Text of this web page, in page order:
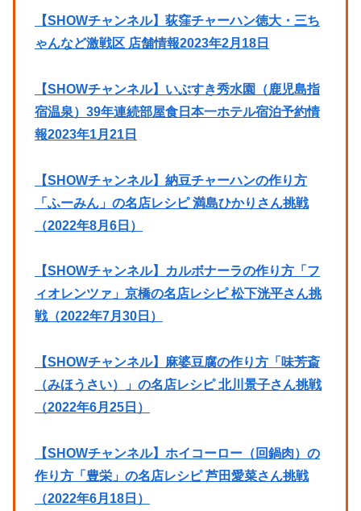
【SHOWチャンネル】荻窪チャーハン徳大・三ち
ゃんなど激戦区 店舗情報2023年2月18日
【SHOWチャンネル】いぶすき秀水園（鹿児島指
宿温泉）39年連続部屋食日本一ホテル宿泊予約情
報2023年1月21日
【SHOWチャンネル】納豆チャーハンの作り方
「ふーみん」の名店レシピ 満島ひかりさん挑戦
（2022年8月6日）
【SHOWチャンネル】カルボナーラの作り方「フ
ィオレンツァ」京橋の名店レシピ 松下洸平さん挑
戦（2022年7月30日）
【SHOWチャンネル】麻婆豆腐の作り方「味芳斎
（みほうさい）」の名店レシピ 北川景子さん挑戦
（2022年6月25日）
【SHOWチャンネル】ホイコーロー（回鍋肉）の
作り方「豊栄」の名店レシピ 芦田愛菜さん挑戦
（2022年6月18日）